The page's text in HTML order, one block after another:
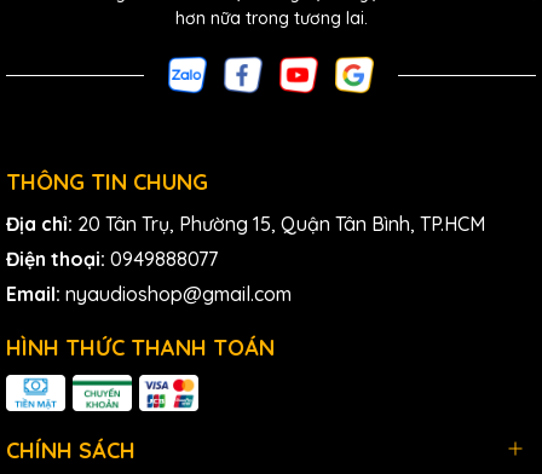
hơn nữa trong tương lai.
THÔNG TIN CHUNG
Địa chỉ: 20 Tân Trụ, Phường 15, Quận Tân Bình, TP.HCM
Điện thoại: 0949888077
Email: nyaudioshop@gmail.com
HÌNH THỨC THANH TOÁN
CHÍNH SÁCH